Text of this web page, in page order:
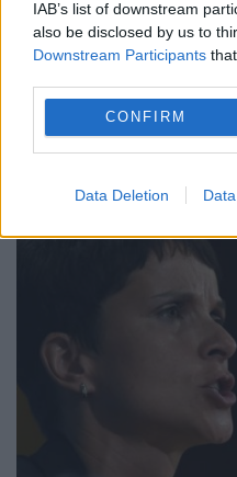
IAB’s list of downstream
also be disclosed by us to
Downstream Participants
CONFIRM
Data Deletion
Consiliul European
trei luni Greciei
„serioasele carențe”
chestiunea
statele membre ale